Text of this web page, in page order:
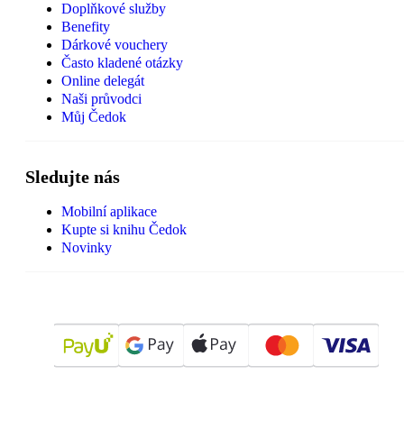
Doplňkové služby
Benefity
Dárkové vouchery
Často kladené otázky
Online delegát
Naši průvodci
Můj Čedok
Sledujte nás
Mobilní aplikace
Kupte si knihu Čedok
Novinky